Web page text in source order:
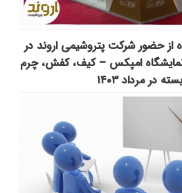
از حضور شرکت پتروشیمی اروند در
امپکس‌ – کیف، کفش، چرم
در مرداد ۱۴۰۳